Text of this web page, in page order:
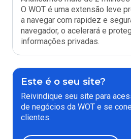
O WOT é uma extensão leve
a navegar com rapidez e
navegador, o acelerará e
informações privadas.
Este é o seu site?
Reivindique seu site para
de negócios da WOT e se
clientes.